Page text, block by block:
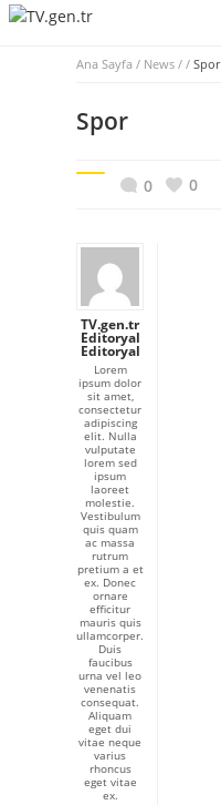
Ana Sayfa / News / / Spor
Spor
0 0
TV.gen.tr
Editoryal
Editoryal
Lorem
ipsum dolor
sit amet,
consectetur
adipiscing
elit. Nulla
vulputate
lorem sed
ipsum
laoreet
molestie.
Vestibulum
quis quam
ac massa
rutrum
pretium a et
ex. Donec
ornare
efficitur
mauris quis
ullamcorper.
Duis
faucibus
urna vel leo
venenatis
consequat.
Aliquam
eget dui
vitae neque
varius
rhoncus
eget vitae
ex.